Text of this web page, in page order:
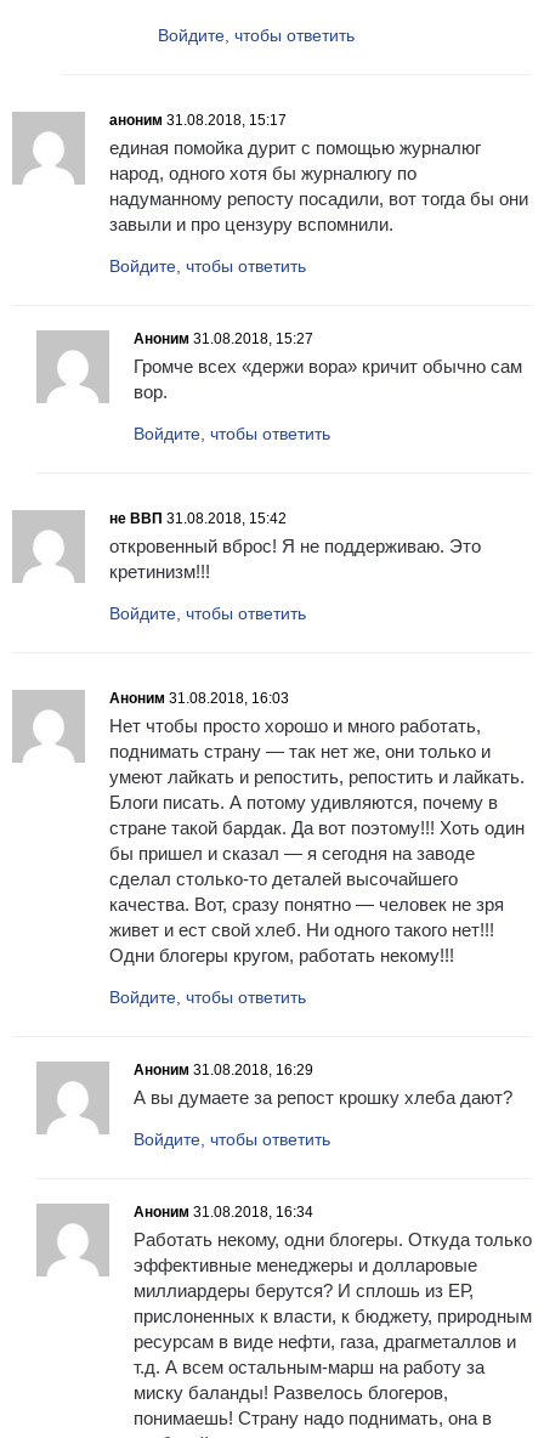
Войдите, чтобы ответить
аноним 31.08.2018, 15:17
единая помойка дурит с помощью журналюг
народ, одного хотя бы журналюгу по
надуманному репосту посадили, вот тогда бы они
завыли и про цензуру вспомнили.
Войдите, чтобы ответить
Аноним 31.08.2018, 15:27
Громче всех «держи вора» кричит обычно сам
вор.
Войдите, чтобы ответить
не ВВП 31.08.2018, 15:42
откровенный вброс! Я не поддерживаю. Это
кретинизм!!!
Войдите, чтобы ответить
Аноним 31.08.2018, 16:03
Нет чтобы просто хорошо и много работать,
поднимать страну — так нет же, они только и
умеют лайкать и репостить, репостить и лайкать.
Блоги писать. А потому удивляются, почему в
стране такой бардак. Да вот поэтому!!! Хоть один
бы пришел и сказал — я сегодня на заводе
сделал столько-то деталей высочайшего
качества. Вот, сразу понятно — человек не зря
живет и ест свой хлеб. Ни одного такого нет!!!
Одни блогеры кругом, работать некому!!!
Войдите, чтобы ответить
Аноним 31.08.2018, 16:29
А вы думаете за репост крошку хлеба дают?
Войдите, чтобы ответить
Аноним 31.08.2018, 16:34
Работать некому, одни блогеры. Откуда только
эффективные менеджеры и долларовые
миллиардеры берутся? И сплошь из ЕР,
прислоненных к власти, к бюджету, природным
ресурсам в виде нефти, газа, драгметаллов и
т.д. А всем остальным-марш на работу за
миску баланды! Развелось блогеров,
понимаешь! Страну надо поднимать, она в